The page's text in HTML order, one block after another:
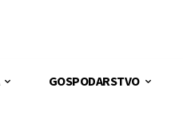
GOSPODARSTVO